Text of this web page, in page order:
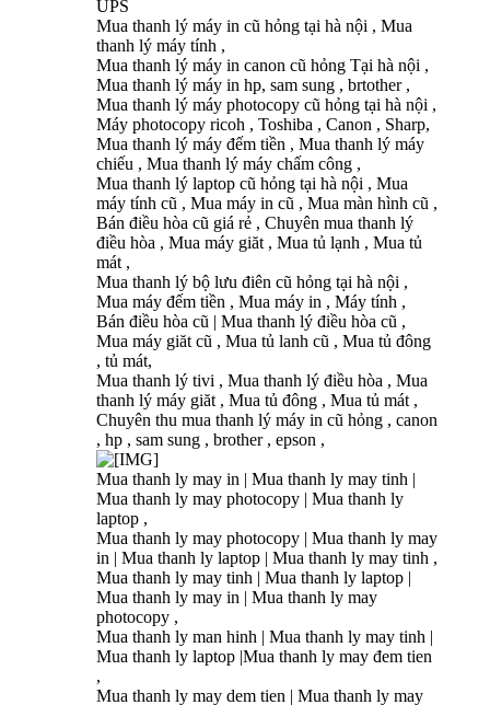
UPS
Mua thanh lý máy in cũ hỏng tại hà nội , Mua
thanh lý máy tính ,
Mua thanh lý máy in canon cũ hỏng Tại hà nội ,
Mua thanh lý máy in hp, sam sung , brtother ,
Mua thanh lý máy photocopy cũ hỏng tại hà nội ,
Máy photocopy ricoh , Toshiba , Canon , Sharp,
Mua thanh lý máy đếm tiền , Mua thanh lý máy
chiếu , Mua thanh lý máy chấm công ,
Mua thanh lý laptop cũ hỏng tại hà nội , Mua
máy tính cũ , Mua máy in cũ , Mua màn hình cũ ,
Bán điều hòa cũ giá rẻ , Chuyên mua thanh lý
điều hòa , Mua máy giăt , Mua tủ lạnh , Mua tủ
mát ,
Mua thanh lý bộ lưu điên cũ hỏng tại hà nội ,
Mua máy đếm tiền , Mua máy in , Máy tính ,
Bán điều hòa cũ | Mua thanh lý điều hòa cũ ,
Mua máy giăt cũ , Mua tủ lanh cũ , Mua tủ đông
, tủ mát,
Mua thanh lý tivi , Mua thanh lý điều hòa , Mua
thanh lý máy giăt , Mua tủ đông , Mua tủ mát ,
Chuyên thu mua thanh lý máy in cũ hỏng , canon
, hp , sam sung , brother , epson ,
Mua thanh ly may in | Mua thanh ly may tinh |
Mua thanh ly may photocopy | Mua thanh ly
laptop ,
Mua thanh ly may photocopy | Mua thanh ly may
in | Mua thanh ly laptop | Mua thanh ly may tinh ,
Mua thanh ly may tinh | Mua thanh ly laptop |
Mua thanh ly may in | Mua thanh ly may
photocopy ,
Mua thanh ly man hinh | Mua thanh ly may tinh |
Mua thanh ly laptop |Mua thanh ly may đem tien
,
Mua thanh ly may dem tien | Mua thanh ly may